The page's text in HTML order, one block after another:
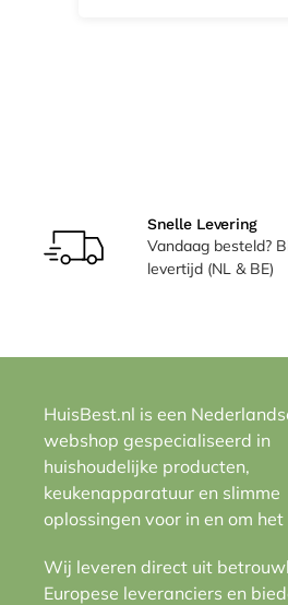
Snelle Levering
Vandaag besteld?
levertijd (NL & BE)
HuisBest.nl is een
webshop gespecialiseerd in
huishoudelijke producten,
keukenapparatuur en slimme
oplossingen voor in en om het
Wij leveren direct uit
Europese leveranciers en